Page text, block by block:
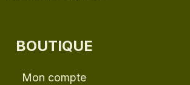
BOUTIQUE
Mon compte